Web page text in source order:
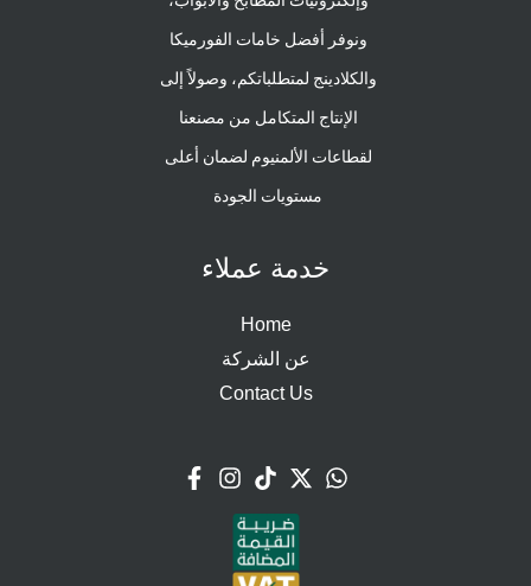
ونوفر أفضل خامات الفورميكا
والكلادينج لمتطلباتكم، وصولاً إلى
الإنتاج المتكامل من مصنعنا
لقطاعات الألمنيوم لضمان أعلى
مستويات الجودة
خدمة عملاء
Home
عن الشركة
Contact Us